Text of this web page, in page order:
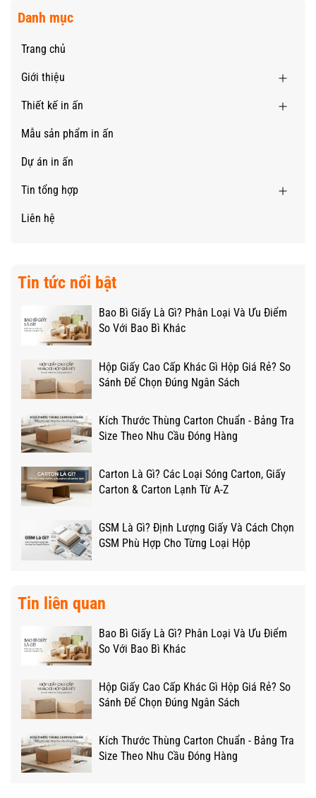
Danh mục
Trang chủ
Giới thiệu
Thiết kế in ấn
Mẫu sản phẩm in ấn
Dự án in ấn
Tin tổng hợp
Liên hệ
Tin tức nổi bật
Bao Bì Giấy Là Gì? Phân Loại Và Ưu Điểm
So Với Bao Bì Khác
Hộp Giấy Cao Cấp Khác Gì Hộp Giá Rẻ? So
Sánh Để Chọn Đúng Ngân Sách
Kích Thước Thùng Carton Chuẩn - Bảng Tra
Size Theo Nhu Cầu Đóng Hàng
Carton Là Gì? Các Loại Sóng Carton, Giấy
Carton & Carton Lạnh Từ A-Z
GSM Là Gì? Định Lượng Giấy Và Cách Chọn
GSM Phù Hợp Cho Từng Loại Hộp
Tin liên quan
Bao Bì Giấy Là Gì? Phân Loại Và Ưu Điểm
So Với Bao Bì Khác
Hộp Giấy Cao Cấp Khác Gì Hộp Giá Rẻ? So
Sánh Để Chọn Đúng Ngân Sách
Kích Thước Thùng Carton Chuẩn - Bảng Tra
Size Theo Nhu Cầu Đóng Hàng